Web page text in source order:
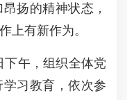
扬的精神状态，
上有新作为。
下午，组织全体党
习教育，依次参